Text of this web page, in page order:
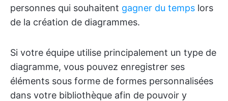
personnes qui souhaitent gagner du temps lors
de la création de diagrammes.
Si votre équipe utilise principalement un type de
diagramme, vous pouvez enregistrer ses
éléments sous forme de formes personnalisées
dans votre bibliothèque afin de pouvoir y